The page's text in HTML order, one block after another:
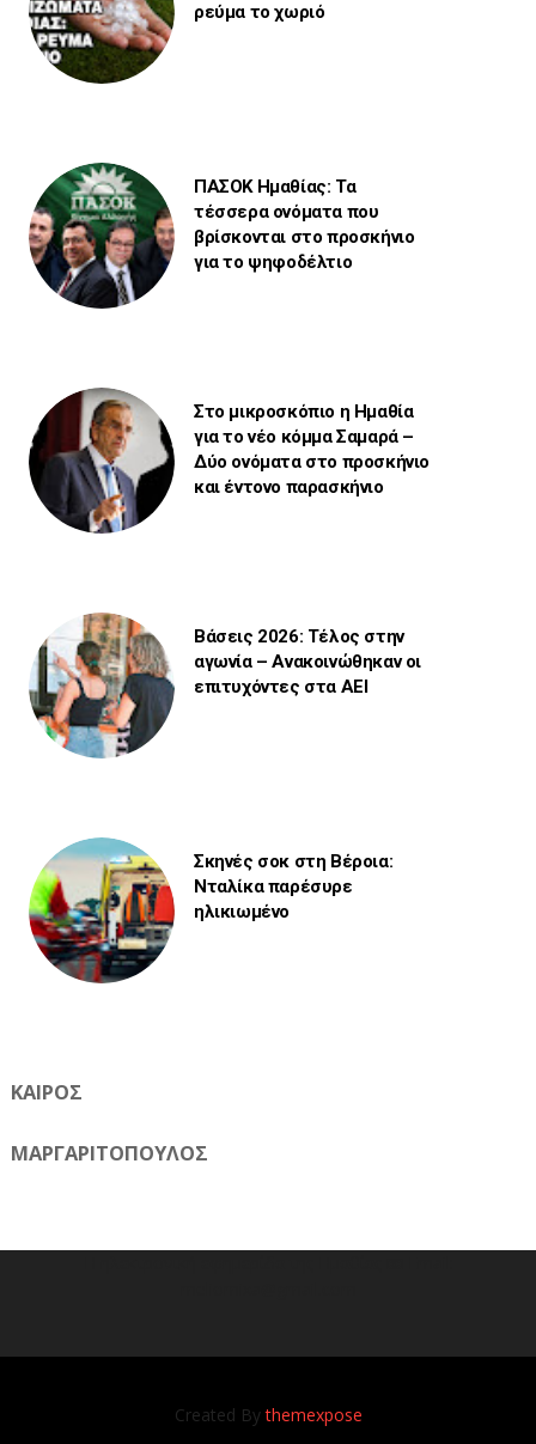
ρεύμα το χωριό
ΠΑΣΟΚ Ημαθίας: Τα
τέσσερα ονόματα που
βρίσκονται στο προσκήνιο
για το ψηφοδέλτιο
Στο μικροσκόπιο η Ημαθία
για το νέο κόμμα Σαμαρά –
Δύο ονόματα στο προσκήνιο
και έντονο παρασκήνιο
Βάσεις 2026: Τέλος στην
αγωνία – Ανακοινώθηκαν οι
επιτυχόντες στα ΑΕΙ
Σκηνές σοκ στη Βέροια:
Νταλίκα παρέσυρε
ηλικιωμένο
ΚΑΙΡΟΣ
ΜΑΡΓΑΡΙΤΟΠΟΥΛΟΣ
Created Bythemexpose